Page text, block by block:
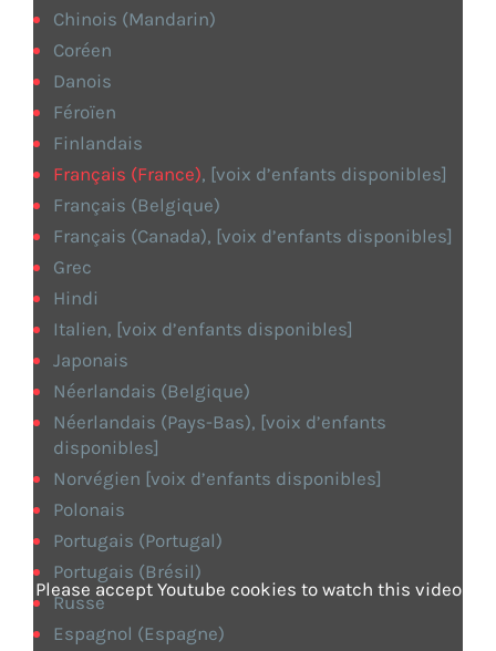
Please accept Youtube cookies to watch this video
Chinois (Mandarin)
Coréen
Danois
Féroïen
Finlandais
Français (France), [voix d’enfants disponibles]
Français (Belgique)
Français (Canada), [voix d’enfants disponibles]
Grec
Hindi
Italien, [voix d’enfants disponibles]
Japonais
Néerlandais (Belgique)
Néerlandais (Pays-Bas), [voix d’enfants
disponibles]
Norvégien [voix d’enfants disponibles]
Polonais
Portugais (Portugal)
Portugais (Brésil)
Russe
Espagnol (Espagne)